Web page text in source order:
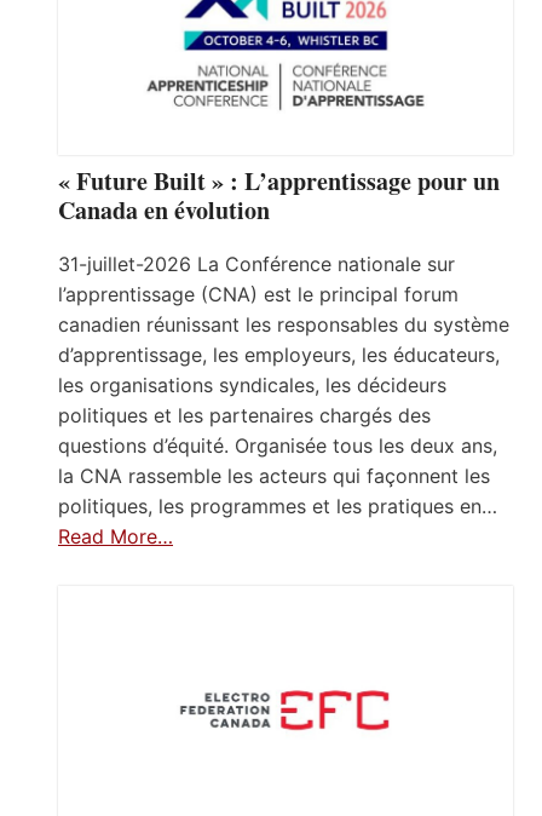
« Future Built » : L’apprentissage pour un
Canada en évolution
31-juillet-2026 La Conférence nationale sur
l’apprentissage (CNA) est le principal forum
canadien réunissant les responsables du système
d’apprentissage, les employeurs, les éducateurs,
les organisations syndicales, les décideurs
politiques et les partenaires chargés des
questions d’équité. Organisée tous les deux ans,
la CNA rassemble les acteurs qui façonnent les
politiques, les programmes et les pratiques en…
Read More…